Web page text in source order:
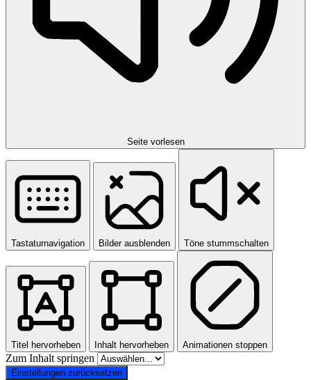
Seite vorlesen
Tastaturnavigation Bilder ausblenden Töne stummschalten
Titel hervorheben Inhalt hervorheben Animationen stoppen
Zum Inhalt springen
Einstellungen zurücksetzen